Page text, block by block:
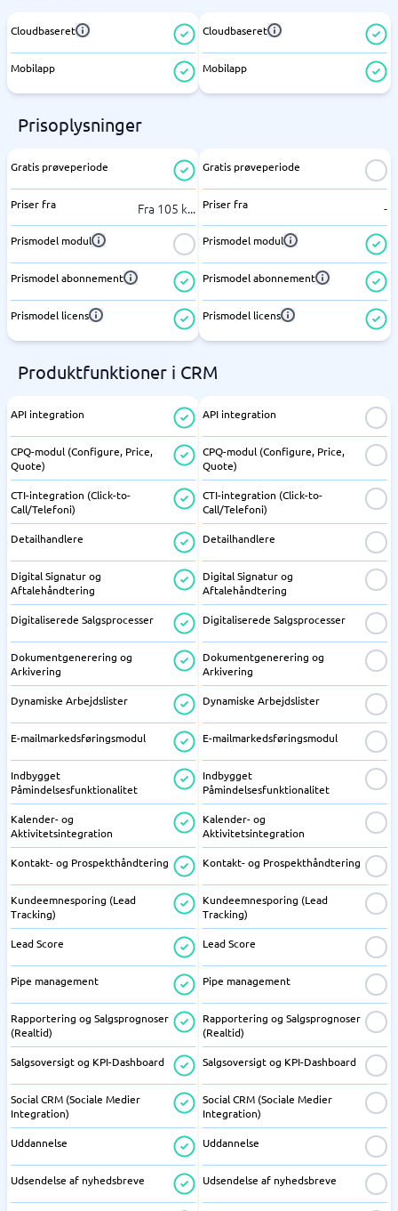
Cloudbaseret
Mobilapp
Cloudbaseret
Mobilapp
Prisoplysninger
Gratis prøveperiode
Priser fra Fra 105 k...
Prismodel modul
Prismodel abonnement
Prismodel licens
Gratis prøveperiode
Priser fra -
Prismodel modul
Prismodel abonnement
Prismodel licens
Produktfunktioner i CRM
API integration
CPQ-modul (Configure, Price,
Quote)
CTI-integration (Click-to-
Call/Telefoni)
Detailhandlere
Digital Signatur og
Aftalehåndtering
Digitaliserede Salgsprocesser
Dokumentgenerering og
Arkivering
Dynamiske Arbejdslister
E-mailmarkedsføringsmodul
Indbygget
Påmindelsesfunktionalitet
Kalender- og
Aktivitetsintegration
Kontakt- og Prospekthåndtering
Kundeemnesporing (Lead
Tracking)
Lead Score
Pipe management
Rapportering og Salgsprognoser
(Realtid)
Salgsoversigt og KPI-Dashboard
Social CRM (Sociale Medier
Integration)
Uddannelse
Udsendelse af nyhedsbreve
API integration
CPQ-modul (Configure, Price,
Quote)
CTI-integration (Click-to-
Call/Telefoni)
Detailhandlere
Digital Signatur og
Aftalehåndtering
Digitaliserede Salgsprocesser
Dokumentgenerering og
Arkivering
Dynamiske Arbejdslister
E-mailmarkedsføringsmodul
Indbygget
Påmindelsesfunktionalitet
Kalender- og
Aktivitetsintegration
Kontakt- og Prospekthåndtering
Kundeemnesporing (Lead
Tracking)
Lead Score
Pipe management
Rapportering og Salgsprognoser
(Realtid)
Salgsoversigt og KPI-Dashboard
Social CRM (Sociale Medier
Integration)
Uddannelse
Udsendelse af nyhedsbreve